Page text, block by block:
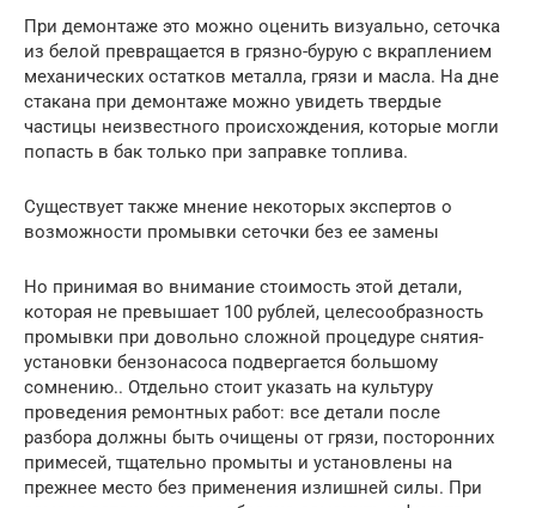
При демонтаже это можно оценить визуально, сеточка
из белой превращается в грязно-бурую с вкраплением
механических остатков металла, грязи и масла. На дне
стакана при демонтаже можно увидеть твердые
частицы неизвестного происхождения, которые могли
попасть в бак только при заправке топлива.
Существует также мнение некоторых экспертов о
возможности промывки сеточки без ее замены
Но принимая во внимание стоимость этой детали,
которая не превышает 100 рублей, целесообразность
промывки при довольно сложной процедуре снятия-
установки бензонасоса подвергается большому
сомнению.. Отдельно стоит указать на культуру
проведения ремонтных работ: все детали после
разбора должны быть очищены от грязи, посторонних
примесей, тщательно промыты и установлены на
прежнее место без применения излишней силы. При